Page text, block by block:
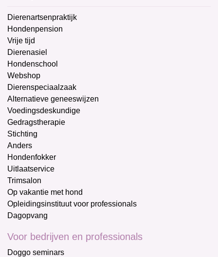
Dierenartsenpraktijk
Hondenpension
Vrije tijd
Dierenasiel
Hondenschool
Webshop
Dierenspeciaalzaak
Alternatieve geneeswijzen
Voedingsdeskundige
Gedragstherapie
Stichting
Anders
Hondenfokker
Uitlaatservice
Trimsalon
Op vakantie met hond
Opleidingsinstituut voor professionals
Dagopvang
Voor bedrijven en professionals
Doggo seminars